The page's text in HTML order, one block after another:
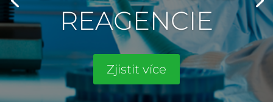
REAGENCIE
Zjistit více